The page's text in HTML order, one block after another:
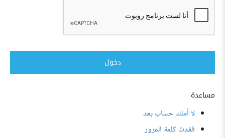
دخول
مساعدة
لا أملك حساب بعد
فقدت كلمة المرور